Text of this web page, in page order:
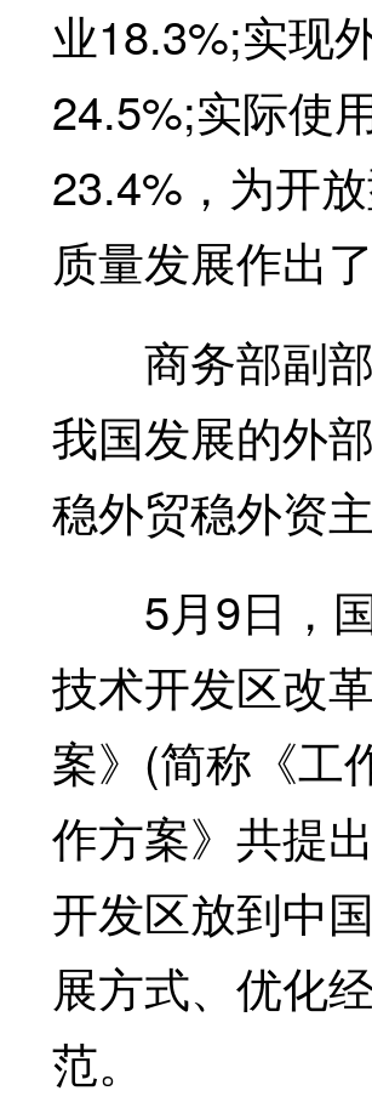
业18.3%;实现
24.5%;实际使
23.4%，为开
质量发展作出
商务部副部
我国发展的外
稳外贸稳外资
5月9日，国
技术开发区改
案》(简称《工
作方案》共提
开发区放到中
展方式、优化
范。